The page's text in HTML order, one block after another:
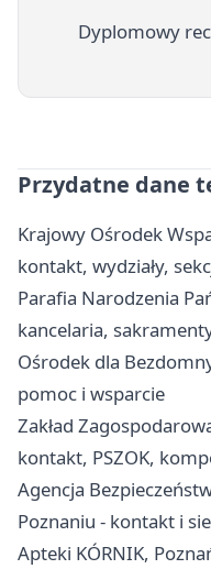
Dyplomowy
Przydatne dane
Krajowy Ośrodek
kontakt, wydziały,
Parafia Narodzenia
kancelaria,
Ośrodek dla
pomoc i wsparcie
Zakład
kontakt, PSZOK,
Agencja
Poznaniu - kontakt i
Apteki KÓRNIK,